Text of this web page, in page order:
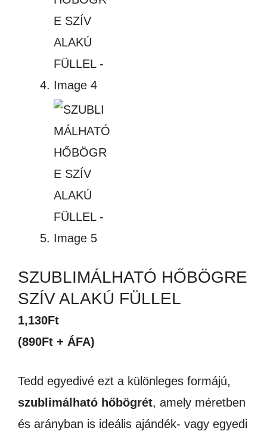
SZUBLIMÁLHATÓ HŐBÖGRE
SZÍV ALAKÚ FÜLLEL
1,130Ft
(890Ft + ÁFA)
Tedd egyedivé ezt a különleges formájú,
szublimálható hőbögrét, amely méretben
és arányban is ideális ajándék- vagy egyedi